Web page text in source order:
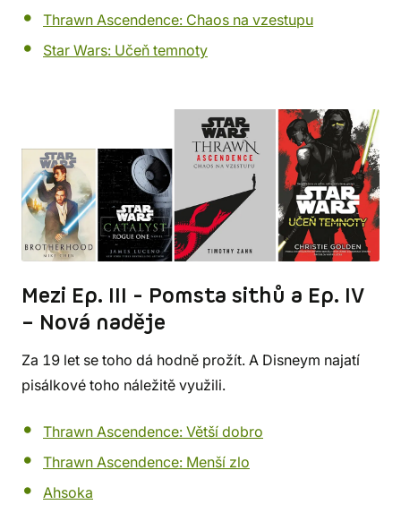
Thrawn Ascendence: Chaos na vzestupu
Star Wars: Učeň temnoty
Mezi Ep. III - Pomsta sithů a Ep. IV
– Nová naděje
Za 19 let se toho dá hodně prožít. A Disneym najatí
pisálkové toho náležitě využili.
Thrawn Ascendence: Větší dobro
Thrawn Ascendence: Menší zlo
Ahsoka